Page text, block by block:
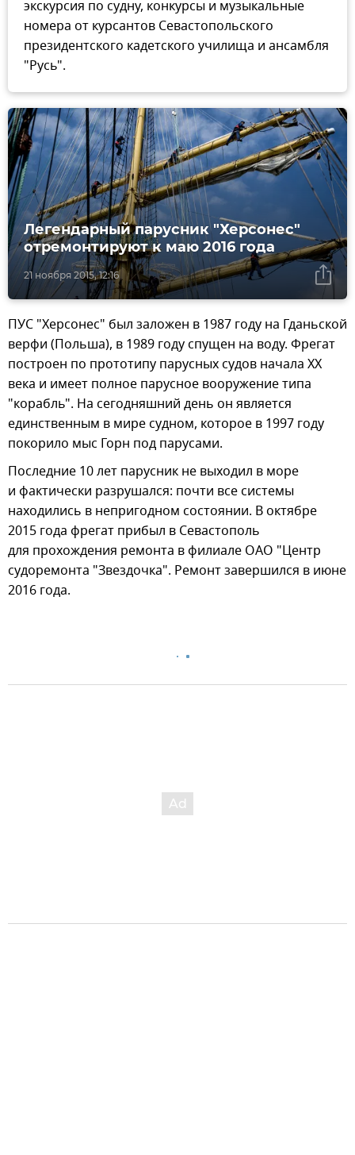
экскурсия по судну, конкурсы и музыкальные
номера от курсантов Севастопольского
президентского кадетского училища и ансамбля
"Русь".
21 ноября 2015, 12:16
Легендарный парусник "Херсонес"
отремонтируют к маю 2016 года
ПУС "Херсонес" был заложен в 1987 году на Гданьской
верфи (Польша), в 1989 году спущен на воду. Фрегат
построен по прототипу парусных судов начала XX
века и имеет полное парусное вооружение типа
"корабль". На сегодняшний день он является
единственным в мире судном, которое в 1997 году
покорило мыс Горн под парусами.
Последние 10 лет парусник не выходил в море
и фактически разрушался: почти все системы
находились в непригодном состоянии. В октябре
2015 года фрегат прибыл в Севастополь
для прохождения ремонта в филиале ОАО "Центр
судоремонта "Звездочка". Ремонт завершился в июне
2016 года.